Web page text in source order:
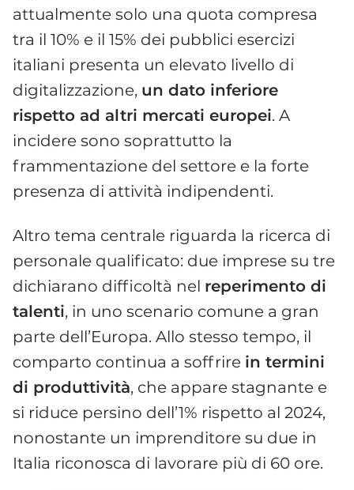
attualmente solo una quota compresa
tra il 10% e il 15% dei pubblici esercizi
italiani presenta un elevato livello di
digitalizzazione, un dato inferiore
rispetto ad altri mercati europei. A
incidere sono soprattutto la
frammentazione del settore e la forte
presenza di attività indipendenti.
Altro tema centrale riguarda la ricerca di
personale qualificato: due imprese su tre
dichiarano difficoltà nel reperimento di
talenti, in uno scenario comune a gran
parte dell’Europa. Allo stesso tempo, il
comparto continua a soffrire in termini
di produttività, che appare stagnante e
si riduce persino dell’1% rispetto al 2024,
nonostante un imprenditore su due in
Italia riconosca di lavorare più di 60 ore.